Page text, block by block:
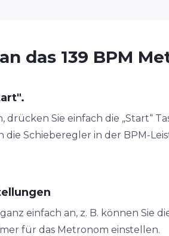
das 139 BPM
Sie einfach die „Start“
die Schieberegler in der BPM-
einfach an, z. B. können Sie
für das Metronom einstellen.